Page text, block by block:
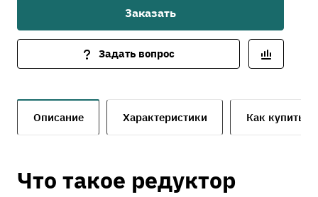
Редуктор 1Ц2У-250 отличается прочной конструкцией,
высокой износостойкостью и способен работать в
условиях длительных нагрузок. Идеален для
оборудования с ограниченным пространством и
Заказать
Задать вопрос
Описание Характеристики Как купить
Что такое редуктор